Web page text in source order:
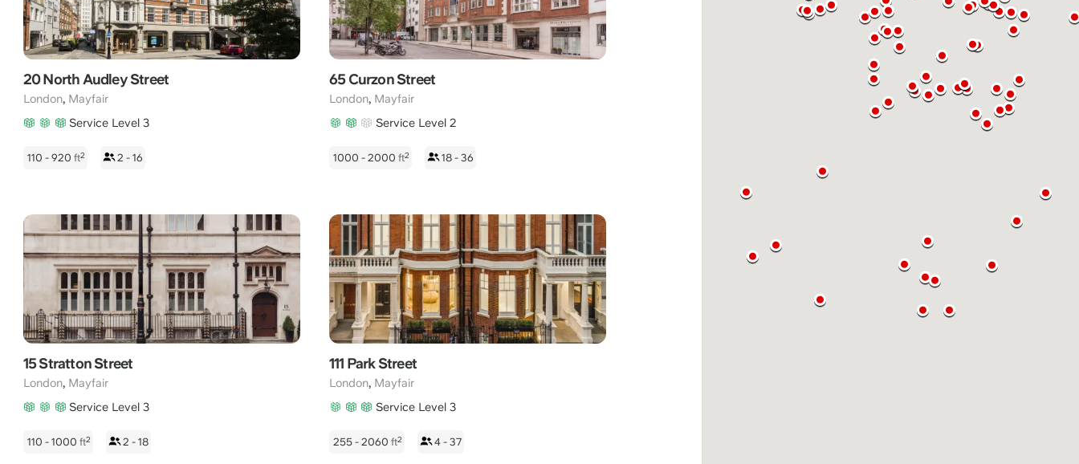
20 North Audley Street
London, Mayfair
Service Level 3
110 - 920 ft2 2 - 16
65 Curzon Street
London, Mayfair
Service Level 2
1000 - 2000 ft2 18 - 36
15 Stratton Street
London, Mayfair
Service Level 3
110 - 1000 ft2 2 - 18
111 Park Street
London, Mayfair
Service Level 3
255 - 2060 ft2 4 - 37